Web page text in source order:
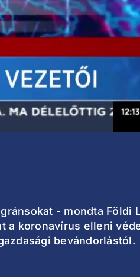
- mondta Földi
a koronavírus elleni
bevándorlástól.